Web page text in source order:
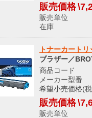
販売価格
販売単
在庫
トナーカート
ブラザー／
商品コー
メーカー型
希望小売価格(
販売価格
販売単